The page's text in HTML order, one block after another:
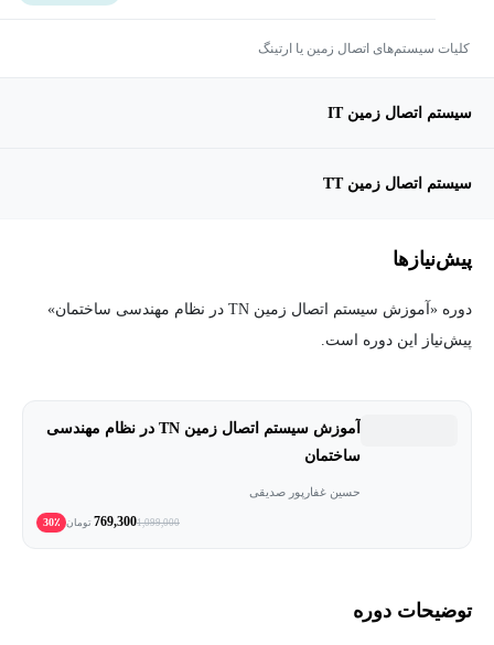
کلیات سیستم‌های اتصال زمین یا ارتینگ
سیستم اتصال زمین IT
سیستم اتصال زمین TT
پیش‌نیاز‌ها
دوره «آموزش سیستم اتصال زمین TN در نظام مهندسی ساختمان»
پیش‌نیاز این دوره است.
آموزش سیستم اتصال زمین TN در نظام مهندسی
ساختمان
حسین غفارپور صدیقی
1,099,000
769,300 تومان 30٪
توضیحات دوره